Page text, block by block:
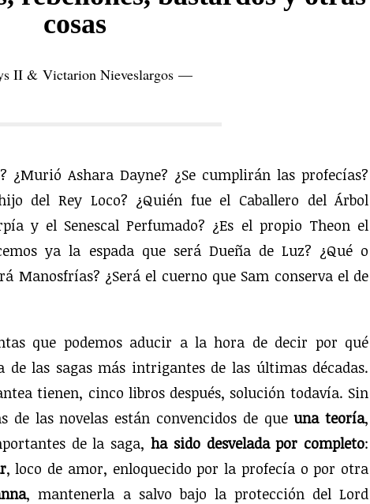
cosas
II & Victarion Nieveslargos —
¿Murió Ashara Dayne? ¿Se cumplirán las profecías?
del Rey Loco? ¿Quién fue el Caballero del Árbol
y el Senescal Perfumado? ¿Es el propio Theon el
ya la espada que será Dueña de Luz? ¿Qué o
Manosfrías? ¿Será el cuerno que Sam conserva el de
que podemos aducir a la hora de decir por qué
de las sagas más intrigantes de las últimas décadas.
tienen, cinco libros después, solución todavía. Sin
de las novelas están convencidos de queuna teoría,
de la saga, ha sido desvelada por completo:
, loco de amor, enloquecido por la profecía o por otra
, mantenerla a salvo bajo la protección del Lord